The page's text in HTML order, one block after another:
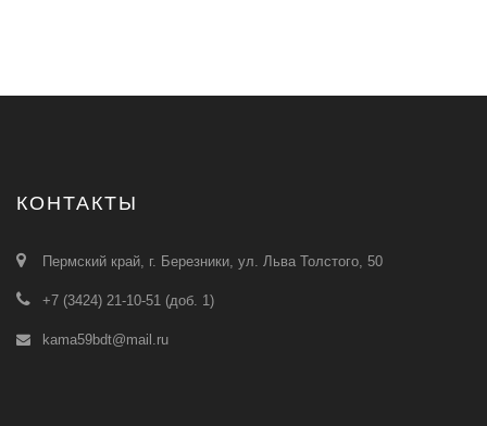
КОНТАКТЫ
Пермский край, г. Березники, ул. Льва Толстого, 50
+7 (3424) 21-10-51 (доб. 1)
kama59bdt@mail.ru